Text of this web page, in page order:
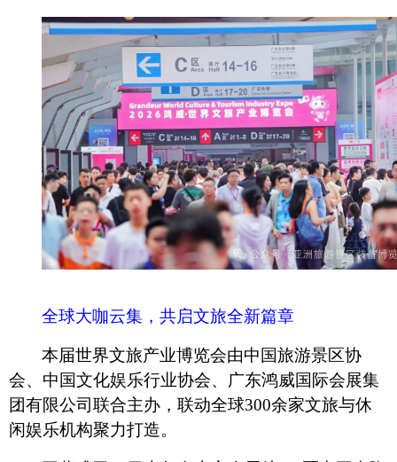
全球大咖云集，共启文旅全新篇章
本届世界文旅产业博览会由中国旅游景区协
会、中国文化娱乐行业协会、广东鸿威国际会展集
团有限公司联合主办，联动全球300余家文旅与休
闲娱乐机构聚力打造。